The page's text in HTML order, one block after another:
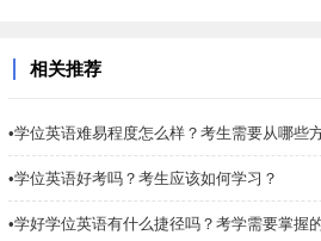
相关推荐
•学位英语难易程度怎么样？考生需要从哪些
•学位英语好考吗？考生应该如何学习？